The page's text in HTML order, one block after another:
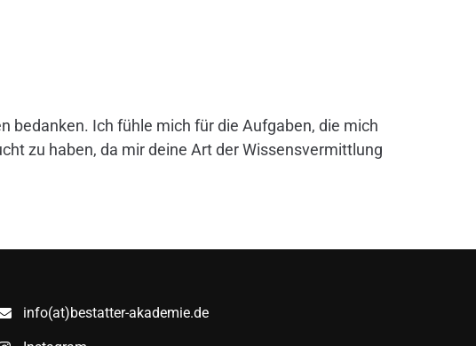
bedanken. Ich fühle mich für die Aufgaben, die mich
zu haben, da mir deine Art der Wissensvermittlung
info(at)bestatter-akademie.de